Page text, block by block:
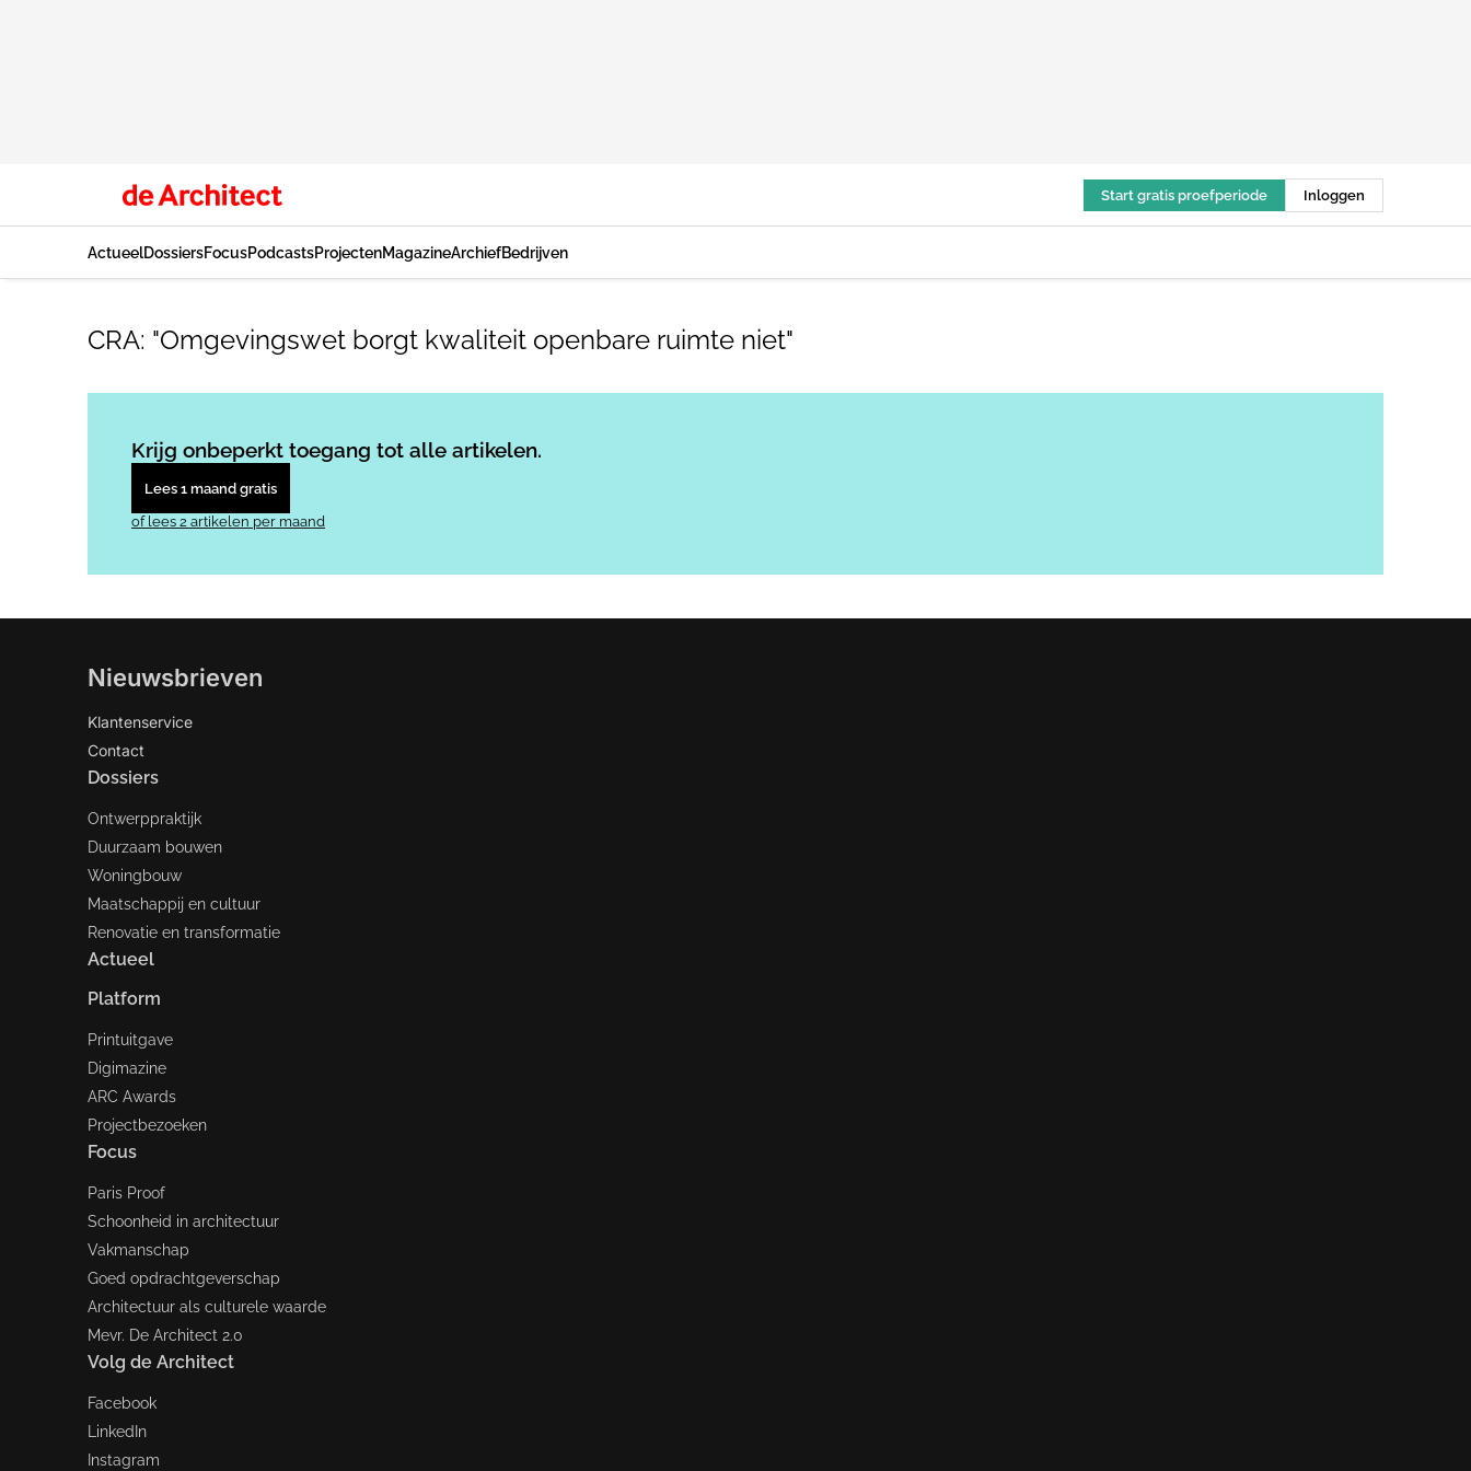
Start gratis proefperiode Inloggen
ActueelDossiersFocusPodcastsProjectenMagazineArchiefBedrijven
CRA: "Omgevingswet borgt kwaliteit openbare ruimte niet"
Krijg onbeperkt toegang tot alle artikelen.
Lees 1 maand gratis
of lees 2 artikelen per maand
Nieuwsbrieven
Klantenservice
Contact
Dossiers
Ontwerppraktijk
Duurzaam bouwen
Woningbouw
Maatschappij en cultuur
Renovatie en transformatie
Actueel
Platform
Printuitgave
Digimazine
ARC Awards
Projectbezoeken
Focus
Paris Proof
Schoonheid in architectuur
Vakmanschap
Goed opdrachtgeverschap
Architectuur als culturele waarde
Mevr. De Architect 2.0
Volg de Architect
Facebook
LinkedIn
Instagram